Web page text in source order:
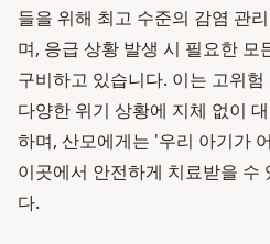
들을 위해 최고 수준의 감염 관
며, 응급 상황 발생 시 필요한 모
구비하고 있습니다. 이는 고위
다양한 위기 상황에 지체 없이
하며, 산모에게는 '우리 아기가
이곳에서 안전하게 치료받을 수
다.